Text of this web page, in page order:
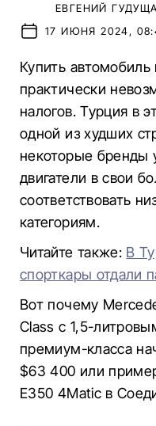
ЕВГЕНИЙ
17 ИЮНЯ 2024,
Купить автомобиль
практически
налогов. Турция в
одной из худших
некоторые бренды
двигатели в свои
соответствовать
категориям.
Читайте также: В
спорткары отдали
Вот почему
Class с 1,5-
премиум-класса
$63 400 или
E350 4Matic в